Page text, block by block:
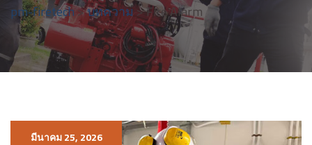
pm-firetech>บทความ>Fire Alarm
มีนาคม 25, 2026